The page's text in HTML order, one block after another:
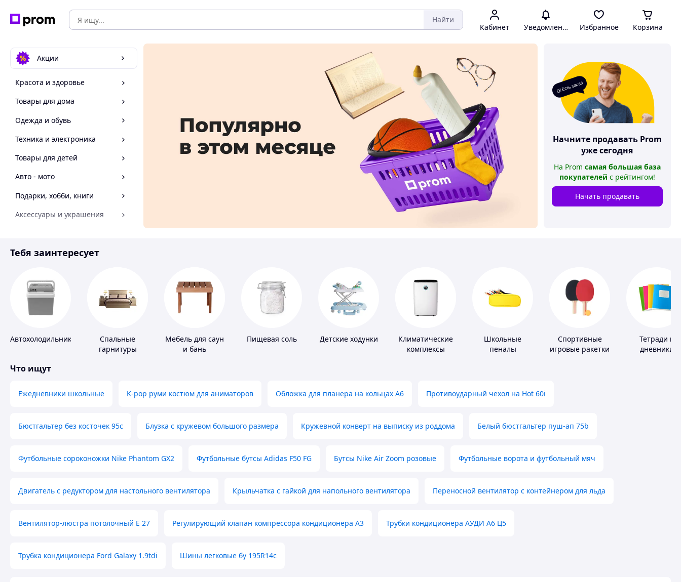
Найти
Кабинет Уведомления Избранное Корзина
Акции
Красота и здоровье
Товары для дома
Одежда и обувь
Техника и электроника
Товары для детей
Авто - мото
Подарки, хобби, книги
Аксессуары и украшения
Спорт и отдых
О! Есть заказ
Начните продавать Prom
уже сегодня
На Prom самая большая база
покупателей с рейтингом!
Начать продавать
Тебя заинтересует
Автохолодильники
Спальные
гарнитуры
Мебель для саун
и бань
Пищевая соль Детские ходунки
Климатические
комплексы
Школьные
пеналы
Спортивные
игровые ракетки
Тетради и
дневники
Что ищут
Ежедневники школьные K-pop руми костюм для аниматоров Обложка для планера на кольцах А6 Противоударный чехол на Hot 60i
Бюстгальтер без косточек 95с Блузка с кружевом большого размера Кружевной конверт на выписку из роддома Белый бюстгальтер пуш-ап 75b
Футбольные сороконожки Nike Phantom GX2 Футбольные бутсы Adidas F50 FG Бутсы Nike Air Zoom розовые Футбольные ворота и футбольный мяч
Двигатель с редуктором для настольного вентилятора Крыльчатка с гайкой для напольного вентилятора Переносной вентилятор с контейнером для льда
Вентилятор-люстра потолочный E 27 Регулирующий клапан компрессора кондиционера А3 Трубки кондиционера АУДИ А6 Ц5
Трубка кондиционера Ford Galaxy 1.9tdi Шины легковые бу 195R14c